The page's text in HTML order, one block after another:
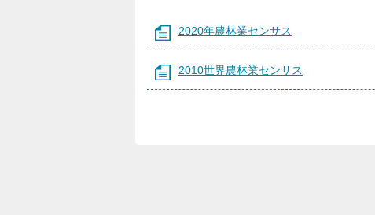
2020年農林業センサス
2010世界農林業センサス